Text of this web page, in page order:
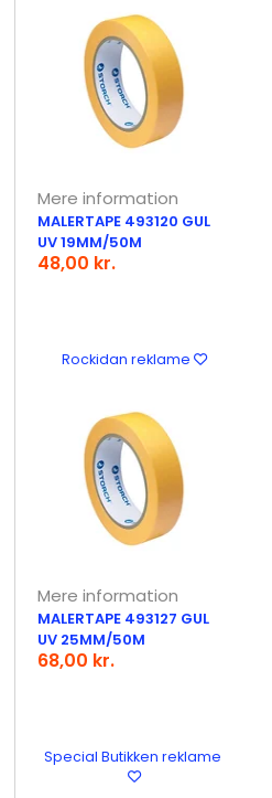
Mere information
MALERTAPE 493120 GUL
UV 19MM/50M
48,00 kr.
Rockidan reklame
Mere information
MALERTAPE 493127 GUL
UV 25MM/50M
68,00 kr.
Special Butikken reklame